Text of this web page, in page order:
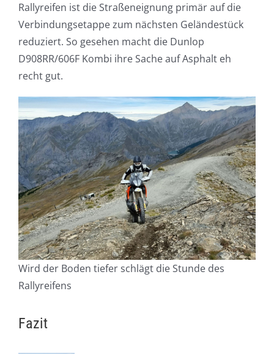
Rallyreifen ist die Straßeneignung primär auf die
Verbindungsetappe zum nächsten Geländestück
reduziert. So gesehen macht die Dunlop
D908RR/606F Kombi ihre Sache auf Asphalt eh
recht gut.
Wird der Boden tiefer schlägt die Stunde des
Rallyreifens
Fazit